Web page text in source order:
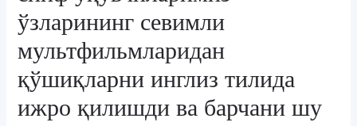
ўзларининг севимли
мультфильмларидан
қўшиқларни инглиз тилида
ижро қилишди ва барчани шу